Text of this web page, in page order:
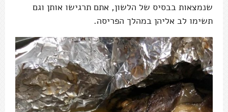
שנמצאות בבסיס של הלשון, אתם תרגישו אותן וגם
תשימו לב אליהן במהלך הפריסה.